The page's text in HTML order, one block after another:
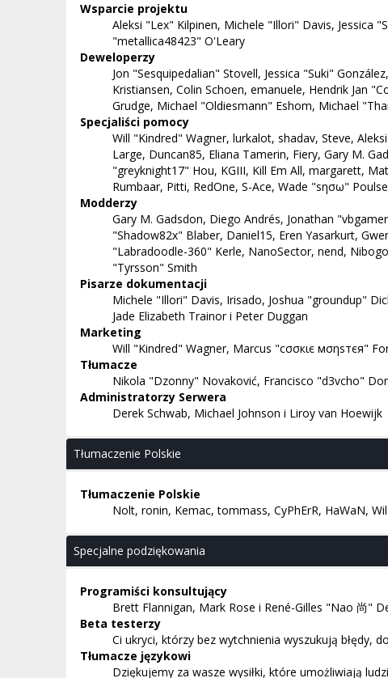
Wsparcie projektu
Aleksi "Lex" Kilpinen, Michele "Illori" Davis, Jessica
"metallica48423" O'Leary
Deweloperzy
Jon "Sesquipedalian" Stovell, Jessica "Suki"
Kristiansen, Colin Schoen, emanuele, Hendrik Jan
Grudge, Michael "Oldiesmann" Eshom, Michael
Specjaliści pomocy
Will "Kindred" Wagner, lurkalot, shadav, Steve,
Large, Duncan85, Eliana Tamerin, Fiery, Gary M.
"greyknight17" Hou, KGIII, Kill Em All, margarett,
Rumbaar, Pitti, RedOne, S-Ace, Wade "sησω"
Modderzy
Gary M. Gadsdon, Diego Andrés, Jonathan
"Shadow82x" Blaber, Daniel15, Eren Yasarkurt,
"Labradoodle-360" Kerle, NanoSector, nend,
"Tyrsson" Smith
Pisarze dokumentacji
Michele "Illori" Davis, Irisado, Joshua "groundup"
Jade Elizabeth Trainor i Peter Duggan
Marketing
Will "Kindred" Wagner, Marcus "cσσкιє мσηѕтєя"
Tłumacze
Nikola "Dzonny" Novaković, Francisco "d3vcho"
Administratorzy Serwera
Derek Schwab, Michael Johnson i Liroy van Hoewijk
Tłumaczenie Polskie
Tłumaczenie Polskie
Nolt, ronin, Kemac, tommass, CyPhErR, HaWaN,
Specjalne podziękowania
Programiści konsultujący
Brett Flannigan, Mark Rose i René-Gilles "Nao 尚"
Beta testerzy
Ci ukryci, którzy bez wytchnienia wyszukują błędy,
Tłumacze językowi
Dziękujemy za wasze wysiłki, które umożliwiają